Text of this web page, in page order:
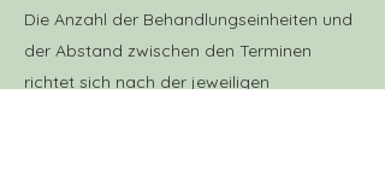
Die Anzahl der Behandlungseinheiten und
der Abstand zwischen den Terminen
richtet sich nach der jeweiligen